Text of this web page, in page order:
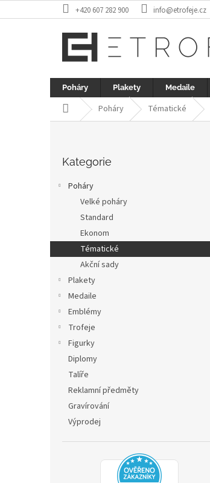
na
+420 607 282 900 info@etrofeje.cz
Poháry Plakety Medaile
Domů Poháry Tématické
a
kategorie
Kategorie
Poháry
Velké poháry
Standard
Ekonom
Tématické
Akční sady
Plakety
Medaile
Emblémy
Trofeje
Figurky
Diplomy
Talíře
Reklamní předměty
Gravírování
Výprodej